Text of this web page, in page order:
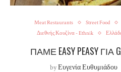
Meat Restaurants Street Food
Διεθνής Κουζίνα - Ethnik
ΠΆΜΕ EASY PEASY ΓΙΑ
byΕυγενία Ευθυμιάδου